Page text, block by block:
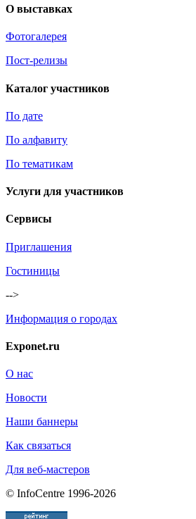
О выставках
Фотогалерея
Пост-релизы
Каталог участников
По дате
По алфавиту
По тематикам
Услуги для участников
Сервисы
Приглашения
Гостиницы
-->
Информация о городах
Exponet.ru
О нас
Новости
Наши баннеры
Как связаться
Для веб-мастеров
© InfoCentre 1996-2026